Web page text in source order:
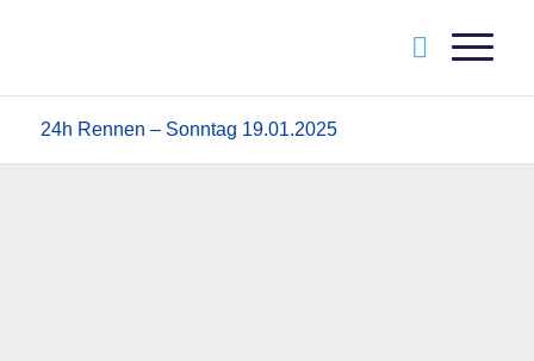
24h Rennen – Sonntag 19.01.2025